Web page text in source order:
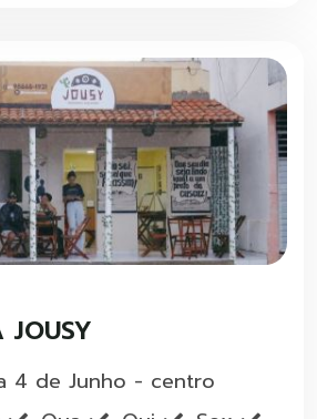
JOUSY
4 de Junho - centro